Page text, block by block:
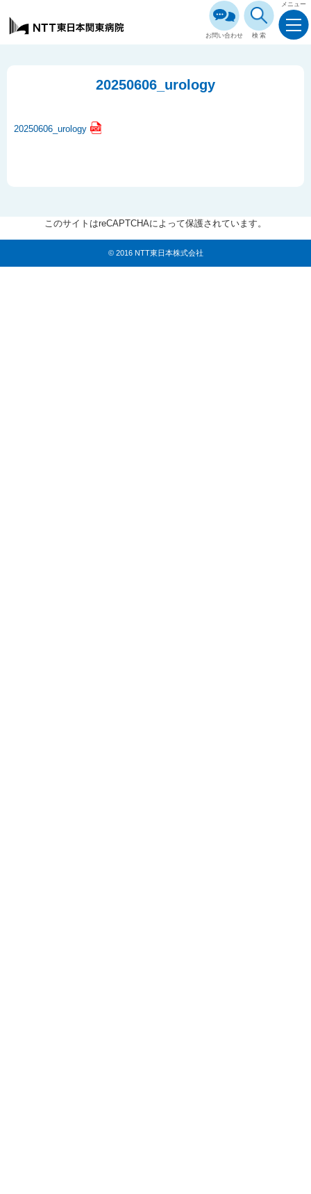
お問い合わせ 検索
メニュー
20250606_urology
20250606_urology
このサイトはreCAPTCHAによって保護されています。
© 2016 NTT東日本株式会社